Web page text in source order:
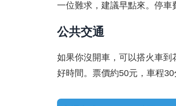
一位難求，建議早點來。停車
公共交通
如果你沒開車，可以搭火車
好時間。票價約50元，車程